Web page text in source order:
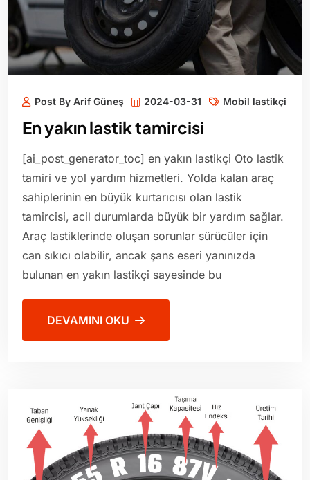
Post By Arif Güneş 2024-03-31 Mobil lastikçi
En yakın lastik tamircisi
[ai_post_generator_toc] en yakın lastikçi Oto lastik
tamiri ve yol yardım hizmetleri. Yolda kalan araç
sahiplerinin en büyük kurtarıcısı olan lastik
tamircisi, acil durumlarda büyük bir yardım sağlar.
Araç lastiklerinde oluşan sorunlar sürücüler için
can sıkıcı olabilir, ancak şans eseri yanınızda
bulunan en yakın lastikçi sayesinde bu
DEVAMINI OKU